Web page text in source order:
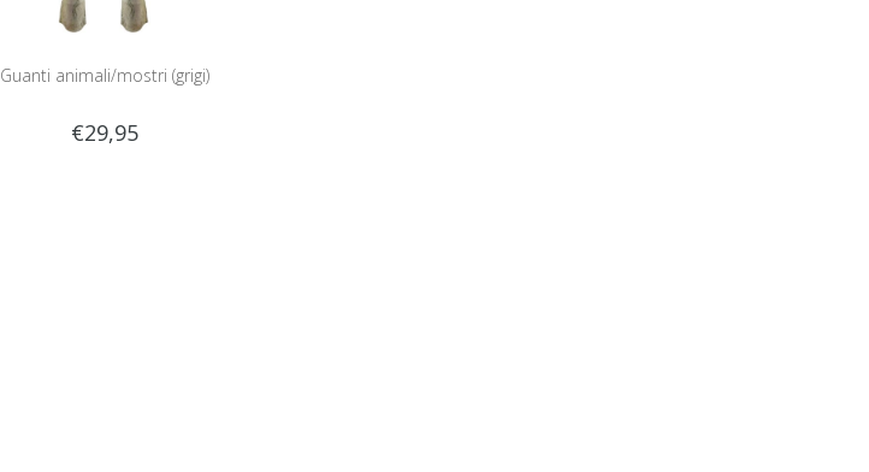
Guanti animali/mostri (grigi)
€29,95